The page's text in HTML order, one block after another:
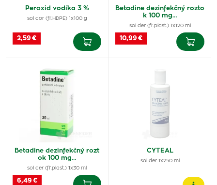
Peroxid vodíka 3 %
sol dor (fľ.HDPE) 1x100 g
2,59 €
Betadine dezinfekčný rozto
k 100 mg…
sol der (fľ.plast.) 1x120 ml
10,99 €
Betadine dezinfekčný rozt
ok 100 mg…
sol der (fľ.plast.) 1x30 ml
6,49 €
CYTEAL
sol der 1x250 ml